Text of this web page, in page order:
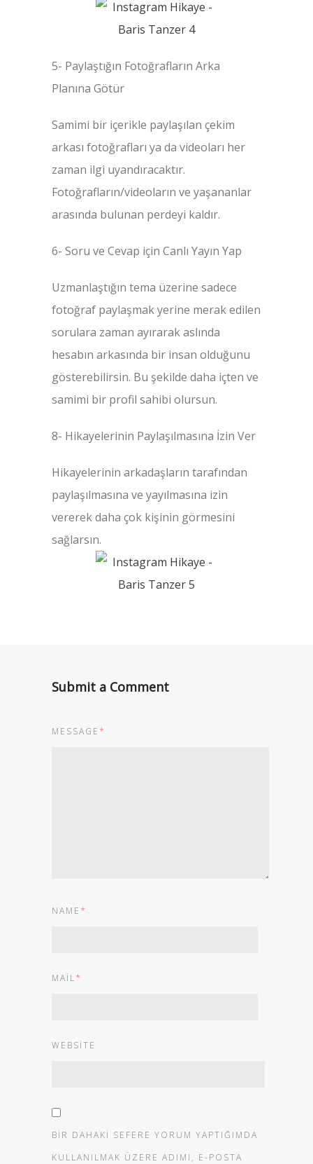
5- Paylaştığın Fotoğrafların Arka
Planına Götür
Samimi bir içerikle paylaşılan çekim
arkası fotoğrafları ya da videoları her
zaman ilgi uyandıracaktır.
Fotoğrafların/videoların ve yaşananlar
arasında bulunan perdeyi kaldır.
6- Soru ve Cevap için Canlı Yayın Yap
Uzmanlaştığın tema üzerine sadece
fotoğraf paylaşmak yerine merak edilen
sorulara zaman ayırarak aslında
hesabın arkasında bir insan olduğunu
gösterebilirsin. Bu şekilde daha içten ve
samimi bir profil sahibi olursun.
8- Hikayelerinin Paylaşılmasına İzin Ver
Hikayelerinin arkadaşların tarafından
paylaşılmasına ve yayılmasına izin
vererek daha çok kişinin görmesini
sağlarsın.
Submit a Comment
MESSAGE *
NAME *
MAIL*
WEBSITE
BIR DAHAKI SEFERE YORUM YAPTIĞIMDA
KULLANILMAK ÜZERE ADIMI, E-POSTA